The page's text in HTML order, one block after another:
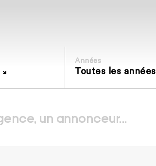
Années
Toutes les années